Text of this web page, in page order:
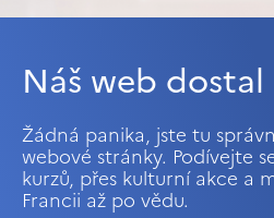
Náš web
Žádná panika, jste tu
webové stránky. Podívejte
kurzů, přes kulturní akce a
Francii až po vědu.